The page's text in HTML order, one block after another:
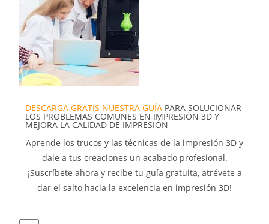
DESCARGA GRATIS NUESTRA GUÍA PARA SOLUCIONAR
LOS PROBLEMAS COMUNES EN IMPRESIÓN 3D Y
MEJORA LA CALIDAD DE IMPRESIÓN
Aprende los trucos y las técnicas de la impresión 3D y
dale a tus creaciones un acabado profesional.
¡Suscríbete ahora y recibe tu guía gratuita, atrévete a
dar el salto hacia la excelencia en impresión 3D!